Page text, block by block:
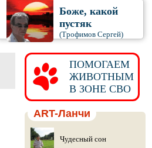
Боже, какой
пустяк
(Трофимов Сергей)
ПОМОГАЕМ
ЖИВОТНЫМ
В ЗОНЕ СВО
ART-Ланчи
Чудесный сон